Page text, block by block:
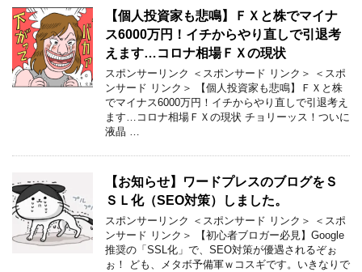
【個人投資家も悲鳴】ＦＸと株でマイナ
ス6000万円！イチからやり直しで引退考
えます…コロナ相場ＦＸの現状
スポンサーリンク ＜スポンサード リンク＞ ＜スポ
ンサード リンク＞ 【個人投資家も悲鳴】ＦＸと株
でマイナス6000万円！イチからやり直しで引退考え
ます…コロナ相場ＦＸの現状 チョリーッス！ついに
液晶 …
【お知らせ】ワードプレスのブログをＳ
ＳＬ化（SEO対策）しました。
スポンサーリンク ＜スポンサード リンク＞ ＜スポ
ンサード リンク＞ 【初心者ブロガー必見】Google
推奨の「SSL化」で、SEO対策が優遇されるぞぉ
ぉ！ ども、メタボ予備軍ｗコスギです。いきなりで